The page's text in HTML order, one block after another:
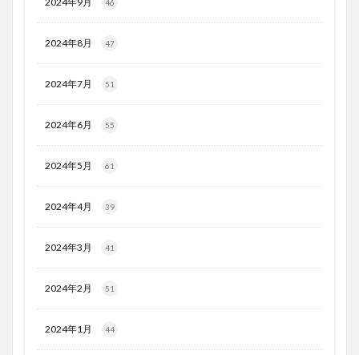
46
2024年8月 47
2024年7月 51
2024年6月 55
2024年5月 61
2024年4月 39
2024年3月 41
2024年2月 51
2024年1月 44